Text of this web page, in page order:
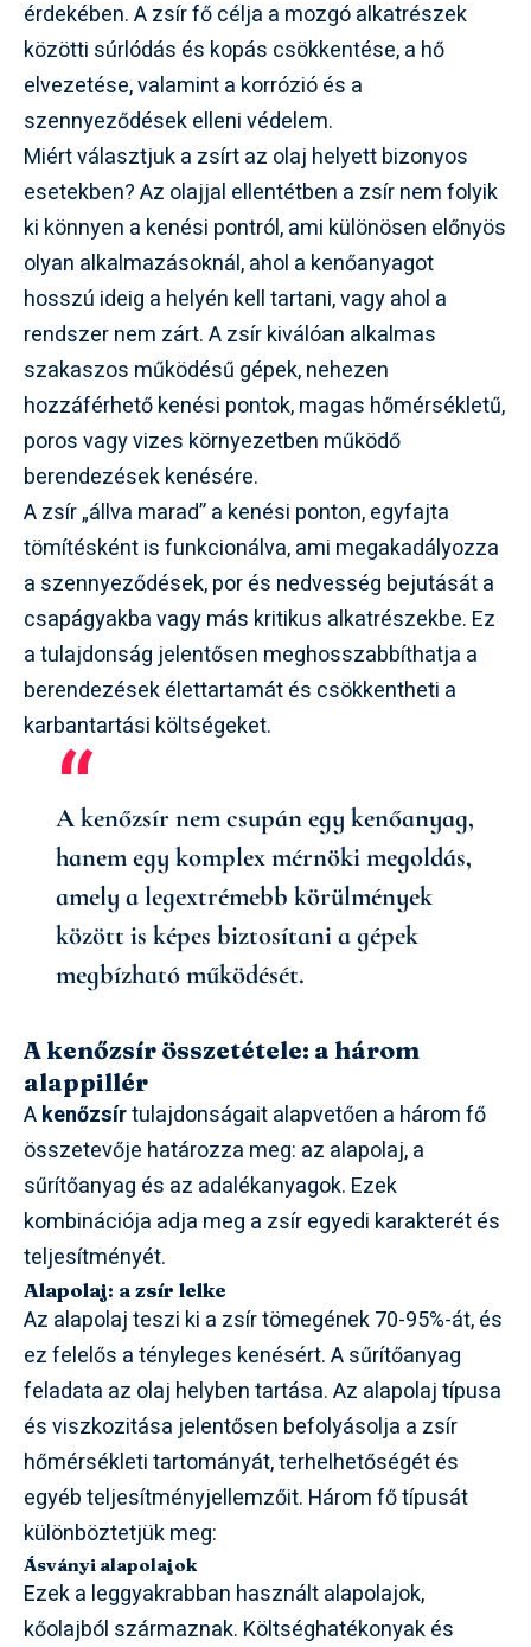
érdekében. A zsír fő célja a mozgó alkatrészek
közötti súrlódás és kopás csökkentése, a hő
elvezetése, valamint a korrózió és a
szennyeződések elleni védelem.
Miért választjuk a zsírt az olaj helyett bizonyos
esetekben? Az olajjal ellentétben a zsír nem folyik
ki könnyen a kenési pontról, ami különösen előnyös
olyan alkalmazásoknál, ahol a kenőanyagot
hosszú ideig a helyén kell tartani, vagy ahol a
rendszer nem zárt. A zsír kiválóan alkalmas
szakaszos működésű gépek, nehezen
hozzáférhető kenési pontok, magas hőmérsékletű,
poros vagy vizes környezetben működő
berendezések kenésére.
A zsír „állva marad” a kenési ponton, egyfajta
tömítésként is funkcionálva, ami megakadályozza
a szennyeződések, por és nedvesség bejutását a
csapágyakba vagy más kritikus alkatrészekbe. Ez
a tulajdonság jelentősen meghosszabbíthatja a
berendezések élettartamát és csökkentheti a
karbantartási költségeket.
A kenőzsír nem csupán egy kenőanyag,
hanem egy komplex mérnöki megoldás,
amely a legextrémebb körülmények
között is képes biztosítani a gépek
megbízható működését.
A kenőzsír összetétele: a három
alappillér
Akenőzsírtulajdonságait alapvetően a három fő
összetevője határozza meg: az alapolaj, a
sűrítőanyag és az adalékanyagok. Ezek
kombinációja adja meg a zsír egyedi karakterét és
teljesítményét.
Alapolaj: a zsír lelke
Az alapolaj teszi ki a zsír tömegének 70-95%-át, és
ez felelős a tényleges kenésért. A sűrítőanyag
feladata az olaj helyben tartása. Az alapolaj típusa
és viszkozitása jelentősen befolyásolja a zsír
hőmérsékleti tartományát, terhelhetőségét és
egyéb teljesítményjellemzőit. Három fő típusát
különböztetjük meg:
Ásványi alapolajok
Ezek a leggyakrabban használt alapolajok,
kőolajból származnak. Költséghatékonyak és